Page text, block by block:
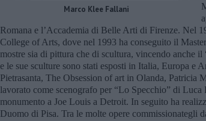
​Marco Klee Fallani
Romana e l’Accademia di Belle Arti di Firenze. Nel
College of Arts, dove nel 1993 ha conseguito il
mostre sia di pittura che di scultura, vincendo anche
e le sue sculture sono stati esposti in Italia, Europa e
Pietrasanta, The Obsession of art in Olanda,
lavorato come scenografo per “Lo Specchio” di
monumento a Joe Louis a Detroit. In seguito ha
Duomo di Pisa. Tra le molte opere commissionategli